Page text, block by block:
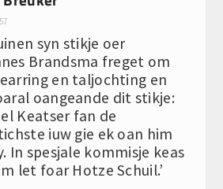
syn stikje oer
Brandsma freget om
en taljochting en
oangeande dit stikje:
Keatser fan de
iuw gie ek oan him
In spesjale kommisje keas
let foar Hotze Schuil.’